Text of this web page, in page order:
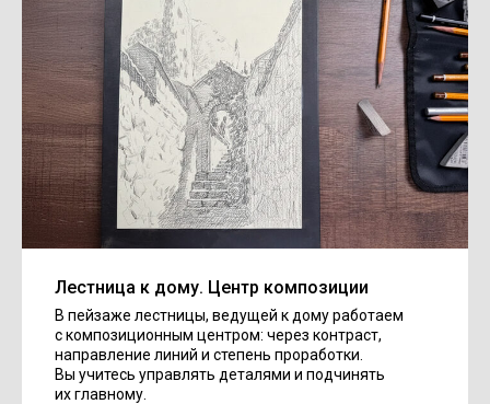
Лестница к дому. Центр композиции
В пейзаже лестницы, ведущей к дому работаем
с композиционным центром: через контраст,
направление линий и степень проработки.
Вы учитесь управлять деталями и подчинять
их главному.